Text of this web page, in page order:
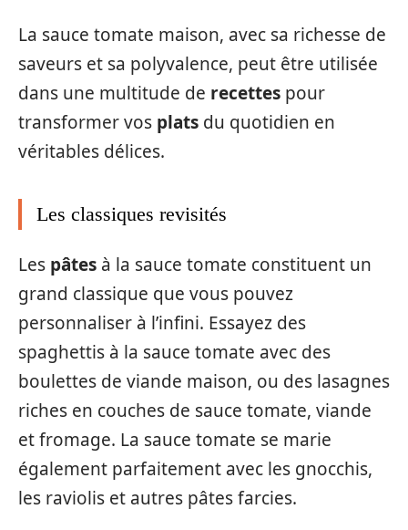
La sauce tomate maison, avec sa richesse de
saveurs et sa polyvalence, peut être utilisée
dans une multitude de recettes pour
transformer vos plats du quotidien en
véritables délices.
Les classiques revisités
Les pâtes à la sauce tomate constituent un
grand classique que vous pouvez
personnaliser à l’infini. Essayez des
spaghettis à la sauce tomate avec des
boulettes de viande maison, ou des lasagnes
riches en couches de sauce tomate, viande
et fromage. La sauce tomate se marie
également parfaitement avec les gnocchis,
les raviolis et autres pâtes farcies.